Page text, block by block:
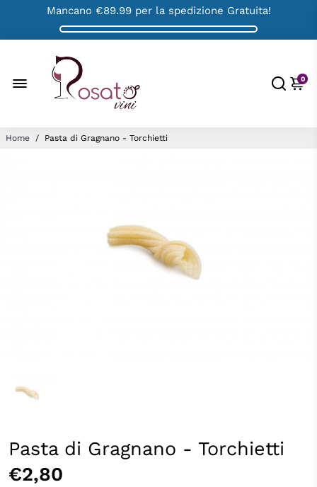
Mancano €89.99per la spedizione Gratuita!
0
Home / Pasta di Gragnano - Torchietti
Pasta di Gragnano - Torchietti
€2,80